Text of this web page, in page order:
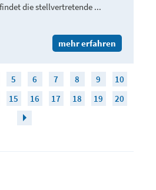
die stellvertretende ...
mehr erfahren
5 6 7 8 9
10
15 16 17 18 19 20